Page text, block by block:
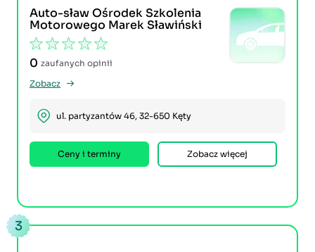
Auto-sław Ośrodek Szkolenia
Motorowego Marek Sławiński
0 zaufanych opinii
Zobacz
ul. partyzantów 46, 32-650 Kęty
Ceny i terminy Zobacz więcej
3